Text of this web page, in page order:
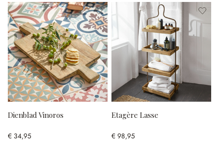
Dienblad Vinoros
€ 34,95
Etagère Lasse
€ 98,95